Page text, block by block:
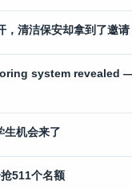
，清洁保安却拿到了邀请
system revealed
生机会来了
511个名额